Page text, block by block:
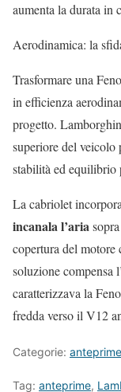
aumenta la durata in
Aerodinamica: la
Trasformare una
in efficienza
progetto.
superiore del veicolo
stabilità ed equilibrio
La cabriolet
incanala l’aria
copertura del motore
soluzione compensa
caratterizzava la
fredda verso il V12
Categorie: anteprime
Tag: anteprime,